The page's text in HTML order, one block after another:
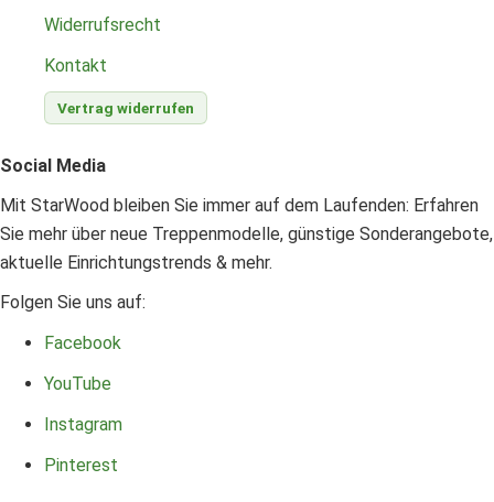
Widerrufsrecht
Kontakt
Vertrag widerrufen
Social Media
Mit StarWood bleiben Sie immer auf dem Laufenden: Erfahren
Sie mehr über neue Treppenmodelle, günstige Sonderangebote,
aktuelle Einrichtungstrends & mehr.
Folgen Sie uns auf:
Facebook
YouTube
Instagram
Pinterest